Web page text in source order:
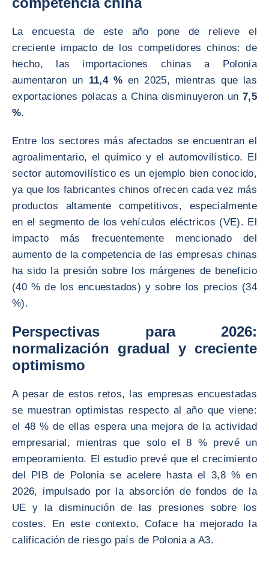
La encuesta de este año pone de relieve el
creciente impacto de los competidores chinos: de
hecho, las importaciones chinas a Polonia
aumentaron un 11,4 % en 2025, mientras que las
exportaciones polacas a China disminuyeron un 7,5
%.
Entre los sectores más afectados se encuentran el
agroalimentario, el químico y el automovilístico. El
sector automovilístico es un ejemplo bien conocido,
ya que los fabricantes chinos ofrecen cada vez más
productos altamente competitivos, especialmente
en el segmento de los vehículos eléctricos (VE). El
impacto más frecuentemente mencionado del
aumento de la competencia de las empresas chinas
ha sido la presión sobre los márgenes de beneficio
(40 % de los encuestados) y sobre los precios (34
%).
Perspectivas para 2026:
normalización gradual y creciente
optimismo
A pesar de estos retos, las empresas encuestadas
se muestran optimistas respecto al año que viene:
el 48 % de ellas espera una mejora de la actividad
empresarial, mientras que solo el 8 % prevé un
empeoramiento. El estudio prevé que el crecimiento
del PIB de Polonia se acelere hasta el 3,8 % en
2026, impulsado por la absorción de fondos de la
UE y la disminución de las presiones sobre los
costes. En este contexto, Coface ha mejorado la
calificación de riesgo país de Polonia a A3.